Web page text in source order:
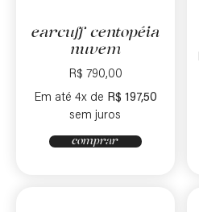
earcuff centopéia
nuvem
R$ 790,00
Em até 4x de R$ 197,50
sem juros
comprar